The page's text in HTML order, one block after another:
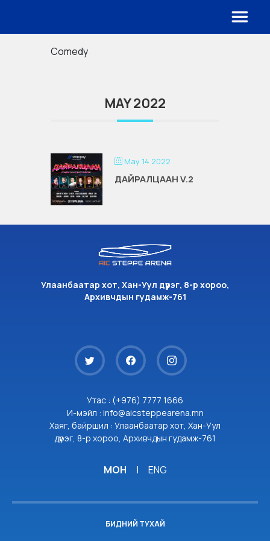
Comedy
MAY 2022
May 14 2022
ДАЙРАЛЦААН V.2
Улаанбаатар хот, Хан-Уул дүүрэг, 8-р хороо,
Архивчдын гудамж-761
Утас : (+976) 7777 1666
И-мэйл : info@aicsteppearena.mn
Хаяг, байршил : Улаанбаатар хот, Хан-Уул
дүүрэг, 8-р хороо, Архивчдын гудамж-761
МОН | ENG
БИДНИЙ ТУХАЙ